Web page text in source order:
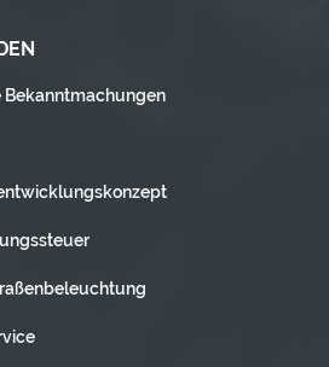
Bekanntmachungen